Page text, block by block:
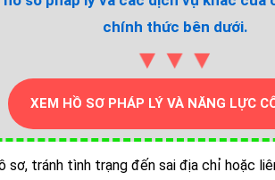
chính thức bên dưới.
▼▼▼
XEM HỒ SƠ PHÁP LÝ VÀ NĂNG LỰC
sơ, tránh tình trạng đến sai địa chỉ hoặc